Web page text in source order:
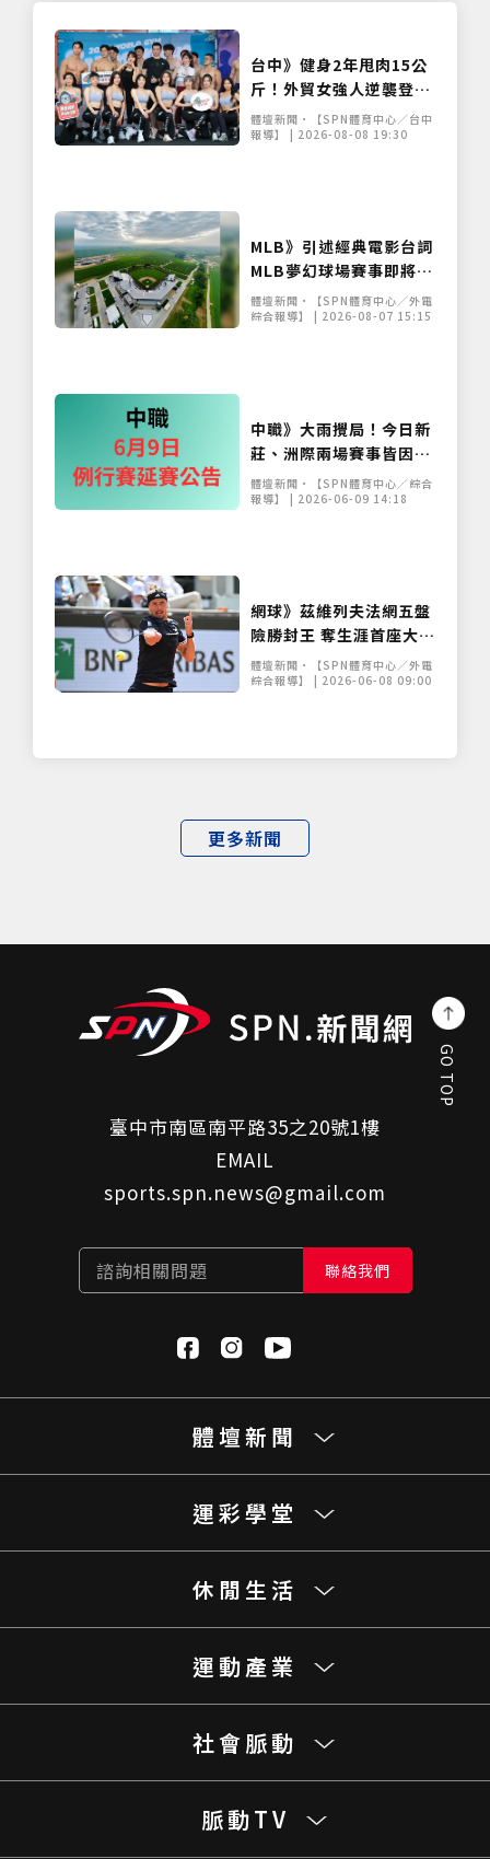
更多新聞
台中》健身2年甩肉15公
斤！外貿女強人逆襲登台
展堅實體態 World Gym
盛事移師台中開戰
體壇新聞•【SPN體育中心／台中
報導】 | 2026-08-08 19:30
MLB》引述經典電影台詞
MLB夢幻球場賽事即將重
返玉米田
體壇新聞•【SPN體育中心／外電
綜合報導】 | 2026-08-07 15:15
中職》大雨攪局！今日新
莊、洲際兩場賽事皆因雨
延賽 補賽日程出爐
體壇新聞•【SPN體育中心／綜合
報導】 | 2026-06-09 14:18
網球》茲維列夫法網五盤
險勝封王 奪生涯首座大滿
貫寫德國30年紀錄
體壇新聞•【SPN體育中心／外電
綜合報導】 | 2026-06-08 09:00
臺中市南區南平路35之20號1樓
EMAIL
sports.spn.news@gmail.com
諮詢相關問題 聯絡我們
體壇新聞
運彩學堂
休閒生活
運動產業
社會脈動
脈動TV
GO TOP